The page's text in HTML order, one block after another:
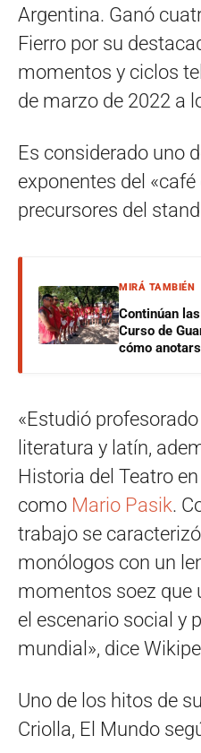
Argentina. Ganó
Fierro por su
momentos y ciclos
de marzo de 2022 a
Es considerado uno
exponentes del
precursores del
MIRÁ TAMBIÉN
Continúan
Curso de
cómo
«Estudió
literatura y latín,
Historia del Teatro
como Mario Pasik.
trabajo se
monólogos con un
momentos soez que
el escenario social y
mundial», dice
Uno de los hitos de
Criolla, El Mundo